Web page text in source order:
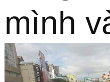
mình